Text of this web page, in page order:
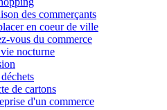
des commerçants
en coeur de ville
vous du commerce
nocturne
de cartons
d'un commerce